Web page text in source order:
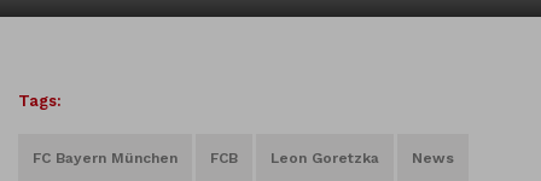
Tags:
FC Bayern München FCB Leon Goretzka News